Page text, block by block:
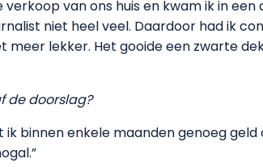
van ons huis en kwam ik in een
niet heel veel. Daardoor had ik
meer lekker. Het gooide een zwarte
de doorslag?
ik binnen enkele maanden genoeg geld